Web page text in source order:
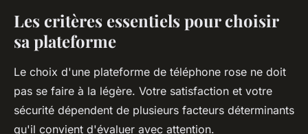
Les critères essentiels pour choisir
sa plateforme
Le choix d'une plateforme de téléphone rose ne doit
pas se faire à la légère. Votre satisfaction et votre
sécurité dépendent de plusieurs facteurs déterminants
qu'il convient d'évaluer avec attention.